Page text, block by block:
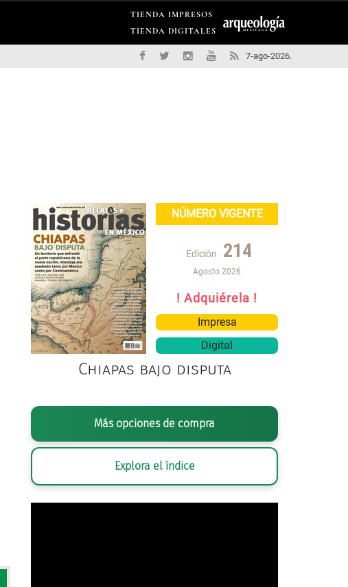
TIENDA IMPRESOS
TIENDA DIGITALES
7-ago-2026.
FOTOGRAFÍA DE PENSIERO~COMMONSWIKI,PUESTO DE PERIÓDICOS EN ROMA,
NÚMERO VIGENTE
Edición 214
Agosto 2026
! Adquiérela !
Impresa
Digital
Chiapas bajo disputa
Más opciones de compra
Explora el índice